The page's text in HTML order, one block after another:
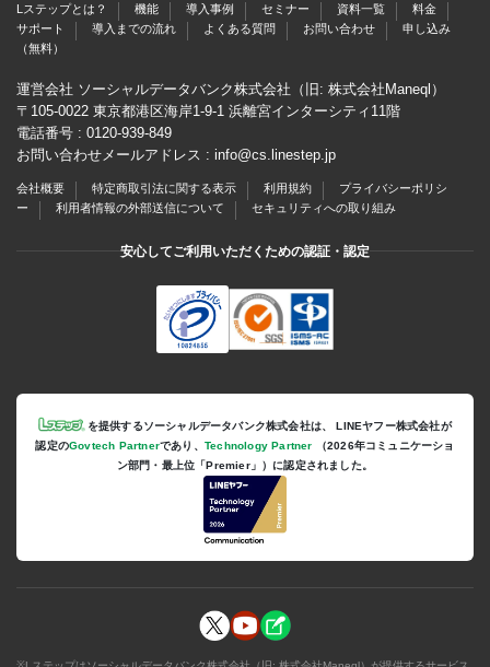
Lステップとは？ 機能 導入事例 セミナー 資料一覧
料金
サポート
導入までの流れ よくある質問 お問い合わせ
申し込み
（無料）
運営会社 ソーシャルデータバンク株式会社（旧: 株式会社Maneql）
〒105-0022 東京都港区海岸1-9-1 浜離宮インターシティ11階
電話番号 : 0120-939-849
お問い合わせメールアドレス : info@cs.linestep.jp
会社概要 特定商取引法に関する表示 利用規約
プライバシーポリシ
ー
利用者情報の外部送信について セキュリティへの取り組み
安心してご利用いただくための認証・認定
を提供するソーシャルデータバンク株式会社は、
LINEヤフー株式会社が
認定のGovtech Partnerであり、 Technology Partner （2026年コミュニケーショ
ン部門・最上位「Premier」）に認定されました。